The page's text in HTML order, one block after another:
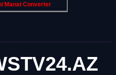
Manat Converter